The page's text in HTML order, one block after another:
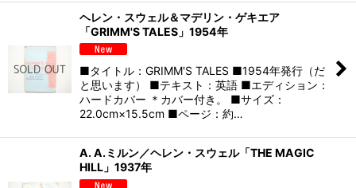
ヘレン・スウェル＆マデリン・ゲキエア
「GRIMM'S TALES」1954年
■タイトル：GRIMM'S TALES ■1954年発行（だ
と思います） ■テキスト：英語 ■エディション：
ハードカバー ＊カバー付き。 ■サイズ：
22.0cm×15.5cm ■ページ：約…
A. A.ミルン／ヘレン・スウェル「THE MAGIC
HILL」1937年